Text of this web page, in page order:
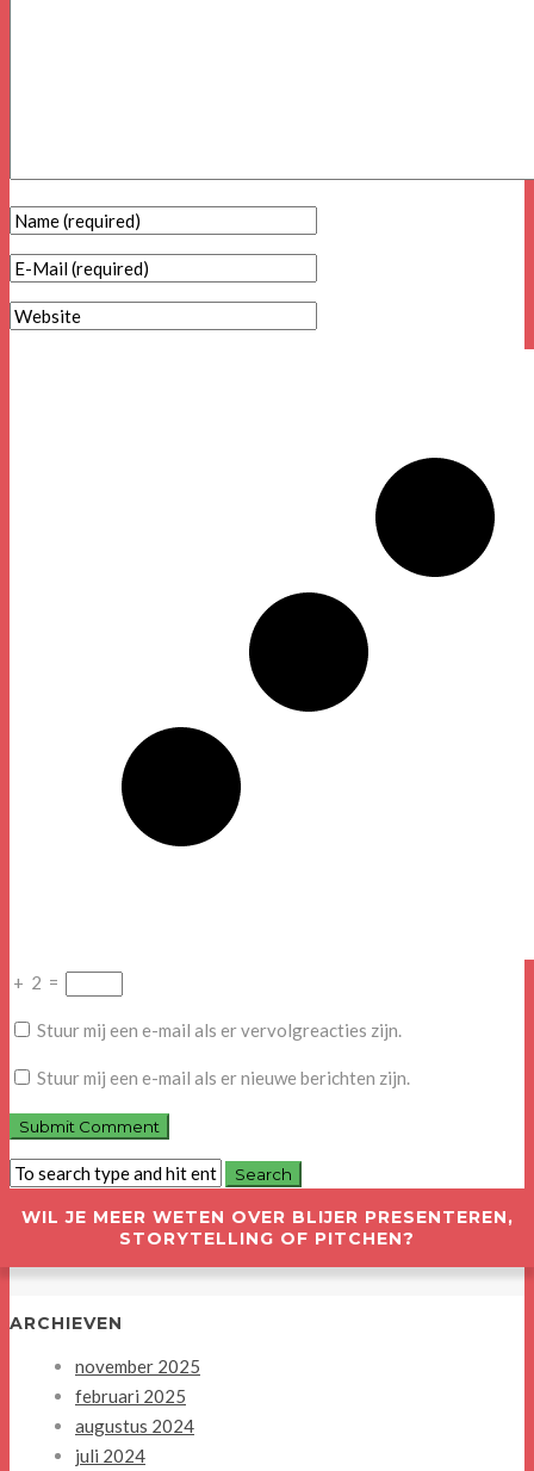
+ 2 =
Stuur mij een e-mail als er vervolgreacties zijn.
Stuur mij een e-mail als er nieuwe berichten zijn.
WIL JE MEER WETEN OVER BLIJER PRESENTEREN,
STORYTELLING OF PITCHEN?
ARCHIEVEN
november 2025
februari 2025
augustus 2024
juli 2024